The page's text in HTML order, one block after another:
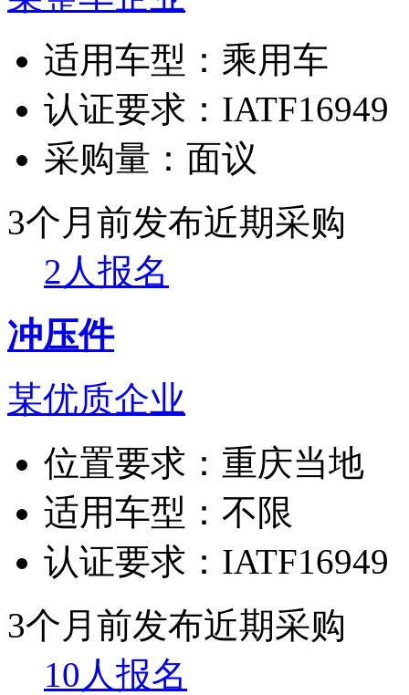
适用车型： 乘用车
认证要求： IATF16949
采购量： 面议
3个月前发布近期采购
2人报名
冲压件
某优质企业
位置要求： 重庆当地
适用车型： 不限
认证要求： IATF16949
3个月前发布近期采购
10人报名